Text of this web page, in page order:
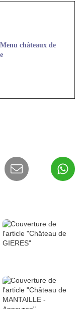
châteaux de